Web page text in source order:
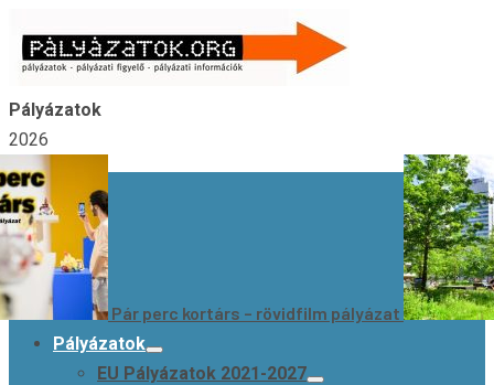
to
Pályázatok
2026
Pár perc kortárs – rövidfilm pályázat
Pályázatok
EU Pályázatok 2021-2027